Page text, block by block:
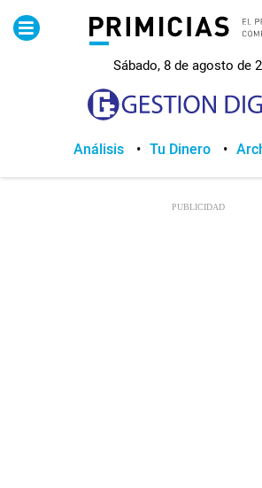
Sábado, 8 de agosto de
Lo Último
Política
Análisis Tu Dinero